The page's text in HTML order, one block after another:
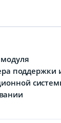
поддержки